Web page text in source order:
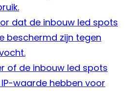
dat de inbouw led spots
beschermd zijn tegen
of de inbouw led spots
waarde hebben voor